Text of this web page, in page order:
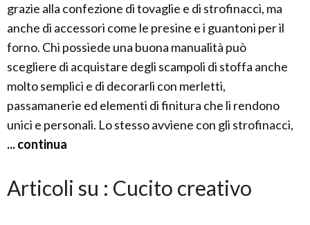
grazie alla confezione di tovaglie e di strofinacci, ma
anche di accessori come le presine e i guantoni per il
forno. Chi possiede una buona manualità può
scegliere di acquistare degli scampoli di stoffa anche
molto semplici e di decorarli con merletti,
passamanerie ed elementi di finitura che li rendono
unici e personali. Lo stesso avviene con gli strofinacci,
... continua
Articoli su : Cucito creativo